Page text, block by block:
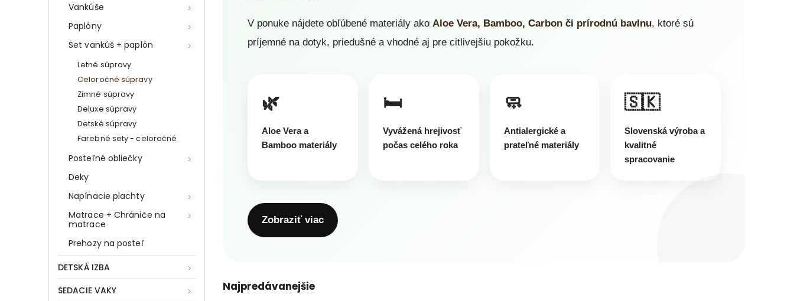
Vankúše
Paplóny
Set vankúš + paplón
Letné súpravy
Celoročné súpravy
Zimné súpravy
Deluxe súpravy
Detské súpravy
Farebné sety - celoročné
Posteľné obliečky
Deky
Napínacie plachty
Matrace + Chrániče na
matrace
Prehozy na posteľ
DETSKÁ IZBA
SEDACIE VAKY
V ponuke nájdete obľúbené materiály ako Aloe Vera, Bamboo, Carbon či prírodnú bavlnu, ktoré sú
príjemné na dotyk, priedušné a vhodné aj pre citlivejšiu pokožku.
🌿
Aloe Vera a
Bamboo materiály
🛏️
Vyvážená hrejivosť
počas celého roka
🧼
Antialergické a
prateľné materiály
🇸🇰
Slovenská výroba a
kvalitné
spracovanie
Zobraziť viac
Najpredávanejšie